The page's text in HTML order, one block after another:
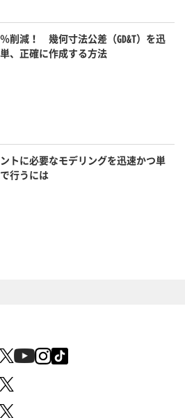
削減！ 幾何寸法公差（GD&T）を迅
、正確に作成する方法
トに必要なモデリングを迅速かつ単
行うには